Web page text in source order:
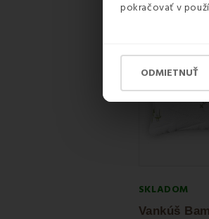
pokračovať v
ODMIETNUŤ
SKLADOM